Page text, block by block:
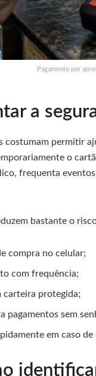
Pagamento por
a
costumam permitir
o
frequenta
bastante o
compra no celular;
com frequência;
carteira protegida;
pagamentos sem
em caso de